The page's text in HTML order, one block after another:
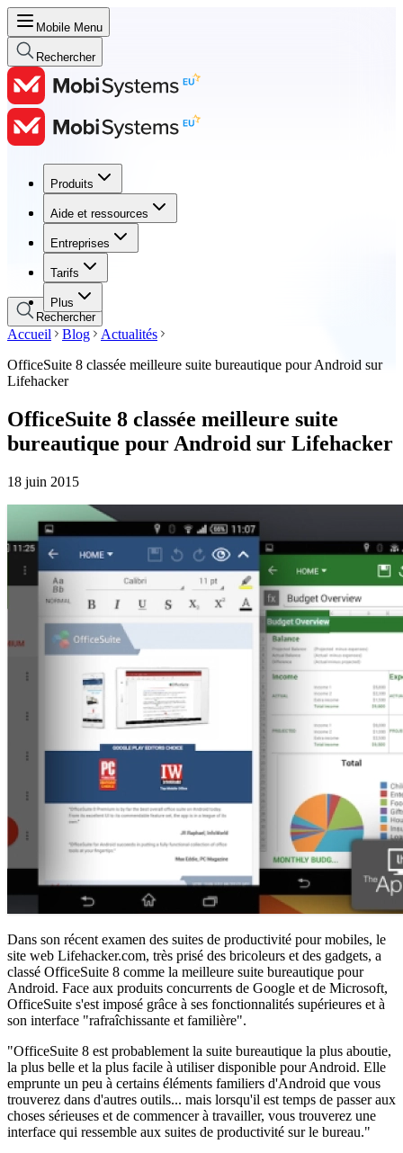
Mobile Menu
Rechercher
Produits
Aide et ressources
Entreprises
Tarifs
Plus
Produits
Aide et ressources
Entreprises
Tarifs
Rechercher
Accueil Blog
Actualités
OfficeSuite 8 classée meilleure suite bureautique pour Android sur
Lifehacker
OfficeSuite 8 classée meilleure suite
bureautique pour Android sur Lifehacker
18 juin 2015
Dans son récent examen des suites de productivité pour mobiles, le
site web Lifehacker.com, très prisé des bricoleurs et des gadgets, a
classé OfficeSuite 8 comme la meilleure suite bureautique pour
Android. Face aux produits concurrents de Google et de Microsoft,
OfficeSuite s'est imposé grâce à ses fonctionnalités supérieures et à
son interface "rafraîchissante et familière".
"OfficeSuite 8 est probablement la suite bureautique la plus aboutie,
la plus belle et la plus facile à utiliser disponible pour Android. Elle
emprunte un peu à certains éléments familiers d'Android que vous
trouverez dans d'autres outils... mais lorsqu'il est temps de passer aux
choses sérieuses et de commencer à travailler, vous trouverez une
interface qui ressemble aux suites de productivité sur le bureau."